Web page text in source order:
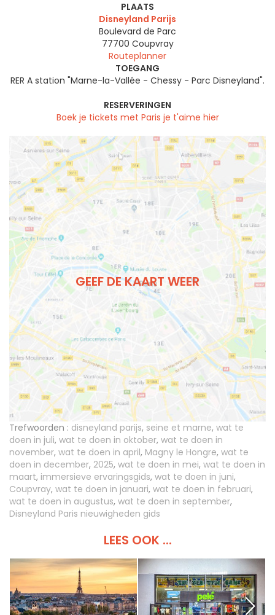
PLAATS
Disneyland Parijs
Boulevard de Parc
77700 Coupvray
Routeplanner
TOEGANG
RER A station "Marne-la-Vallée - Chessy - Parc Disneyland".
RESERVERINGEN
Boek je tickets met Paris je t'aime hier
GEEF DE KAART WEER
Trefwoorden : disneyland parijs, seine et marne, wat te
doen in juli, wat te doen in oktober, wat te doen in
november, wat te doen in april, Magny le Hongre, wat te
doen in december, 2025, wat te doen in mei, wat te doen in
maart, immersieve ervaringsgids, wat te doen in juni,
Coupvray, wat te doen in januari, wat te doen in februari,
wat te doen in augustus, wat te doen in september,
Disneyland Paris nieuwigheden gids
LEES OOK ...